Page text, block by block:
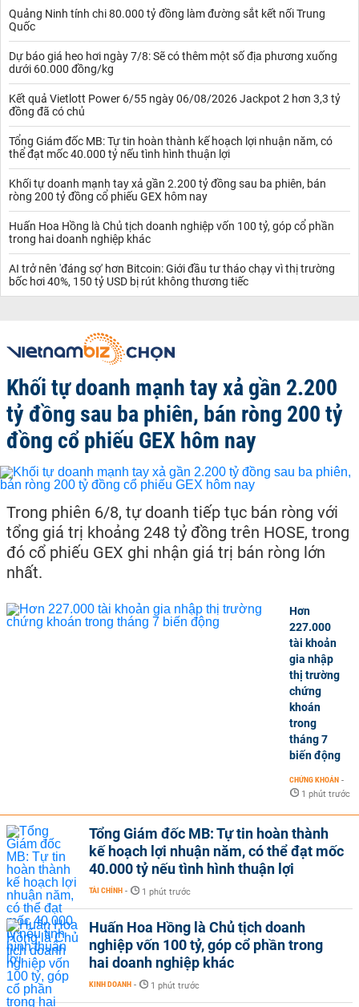
Quảng Ninh tính chi 80.000 tỷ đồng làm đường sắt kết nối Trung
Quốc
Dự báo giá heo hơi ngày 7/8: Sẽ có thêm một số địa phương xuống
dưới 60.000 đồng/kg
Kết quả Vietlott Power 6/55 ngày 06/08/2026 Jackpot 2 hơn 3,3 tỷ
đồng đã có chủ
Tổng Giám đốc MB: Tự tin hoàn thành kế hoạch lợi nhuận năm, có
thể đạt mốc 40.000 tỷ nếu tình hình thuận lợi
Khối tự doanh mạnh tay xả gần 2.200 tỷ đồng sau ba phiên, bán
ròng 200 tỷ đồng cổ phiếu GEX hôm nay
Huấn Hoa Hồng là Chủ tịch doanh nghiệp vốn 100 tỷ, góp cổ phần
trong hai doanh nghiệp khác
AI trở nên 'đáng sợ' hơn Bitcoin: Giới đầu tư tháo chạy vì thị trường
bốc hơi 40%, 150 tỷ USD bị rút không thương tiếc
Khối tự doanh mạnh tay xả gần 2.200
tỷ đồng sau ba phiên, bán ròng 200 tỷ
đồng cổ phiếu GEX hôm nay
Trong phiên 6/8, tự doanh tiếp tục bán ròng với
tổng giá trị khoảng 248 tỷ đồng trên HOSE, trong
đó cổ phiếu GEX ghi nhận giá trị bán ròng lớn
nhất.
Hơn
227.000
tài khoản
gia nhập
thị trường
chứng
khoán
trong
tháng 7
biến động
CHỨNG KHOÁN -
1 phút trước
Tổng Giám đốc MB: Tự tin hoàn thành
kế hoạch lợi nhuận năm, có thể đạt mốc
40.000 tỷ nếu tình hình thuận lợi
TÀI CHÍNH - 1 phút trước
Huấn Hoa Hồng là Chủ tịch doanh
nghiệp vốn 100 tỷ, góp cổ phần trong
hai doanh nghiệp khác
KINH DOANH - 1 phút trước